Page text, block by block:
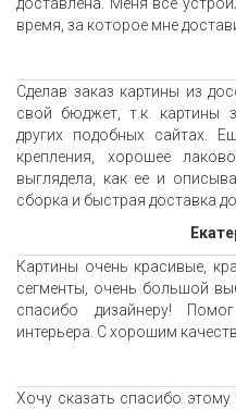
доставлена. Меня все
время, за которое мне
Сделав заказ картины из
свой бюджет, т.к. картины
других подобных сайтах.
крепления, хорошее
выглядела, как ее и
сборка и быстрая доставка
Картины очень красивые,
сегменты, очень большой
спасибо дизайнеру!
интерьера. С хорошим
Хочу сказать спасибо этому